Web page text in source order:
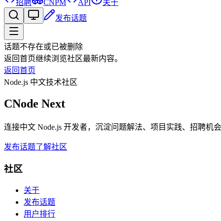
招聘 CNPM API
关于
发布话题
话题不存在或已被删除
返回首页继续浏览社区最新内容。
返回首页
Node.js 中文技术社区
CNode Next
连接中文 Node.js 开发者，沉淀问题解法、项目实践、招聘机会
发布话题了解社区
社区
关于
发布话题
用户排行